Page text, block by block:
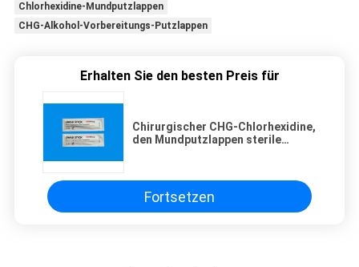
Chlorhexidine-Mundputzlappen
CHG-Alkohol-Vorbereitungs-Putzlappen
Erhalten Sie den besten Preis für
Chirurgischer CHG-Chlorhexidine,
den Mundputzlappen sterile
Fortsetzen